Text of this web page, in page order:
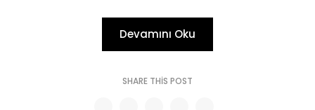
Devamını Oku
SHARE THIS POST